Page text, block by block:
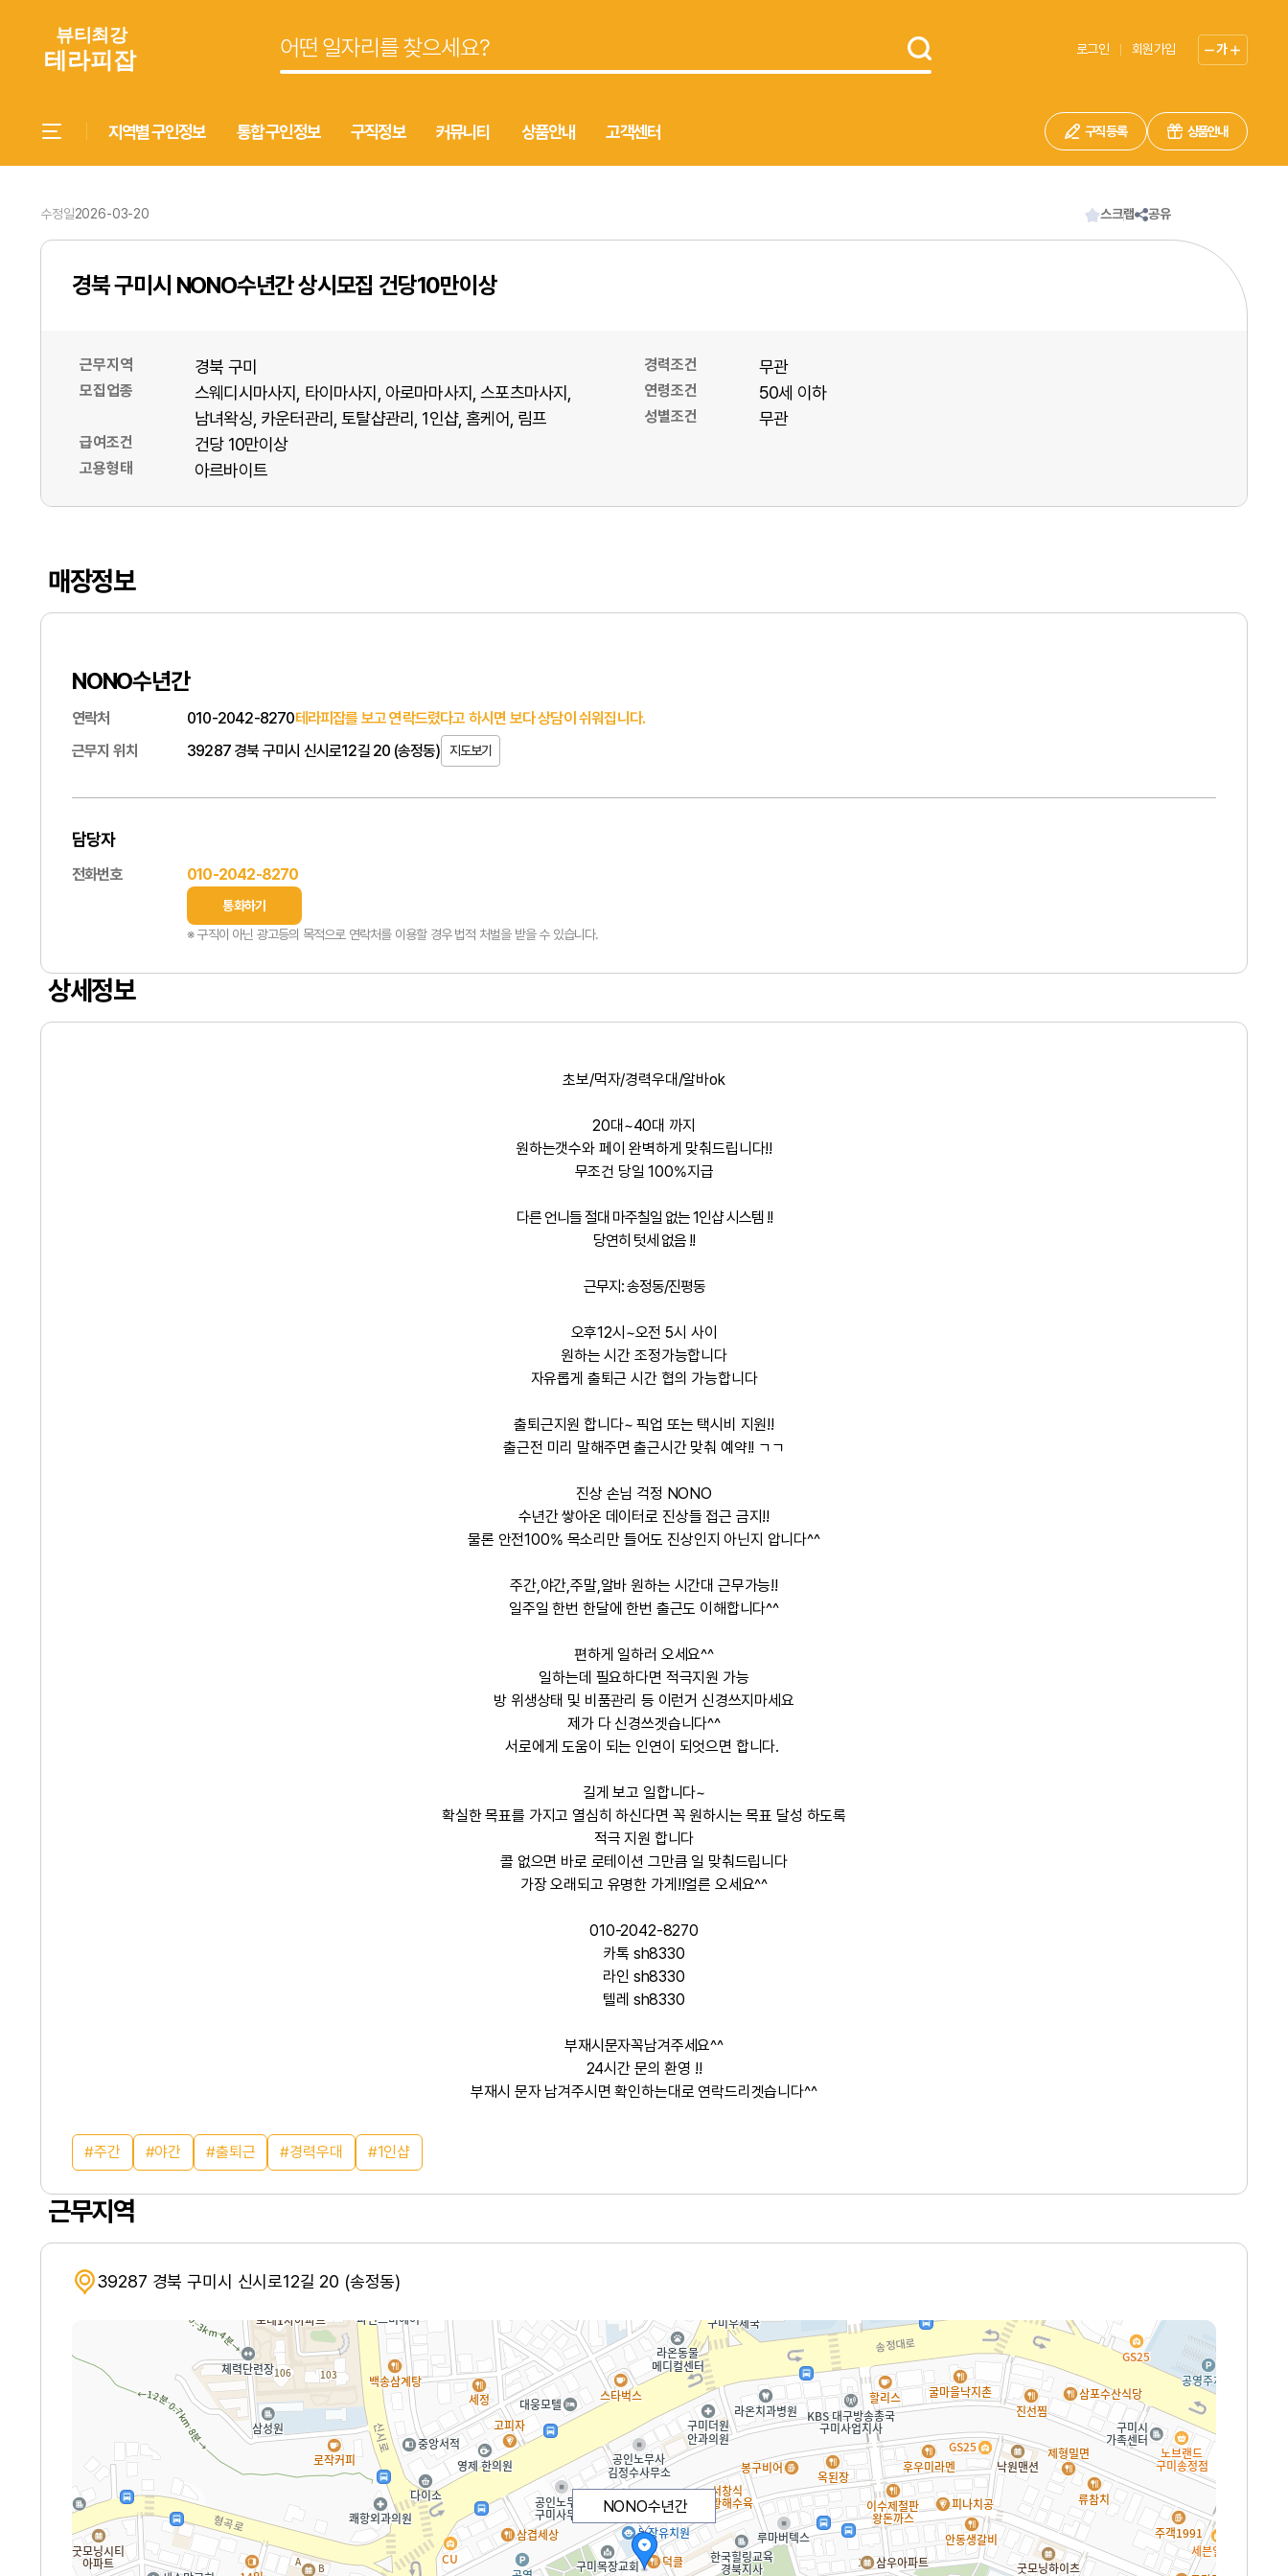
로그인 회원가입 가
지역별 구인정보 통합 구인정보 구직정보 커뮤니티 상품안내 고객센터 구직 등록 상품안내
수정일2026-03-20 스크랩 공유
경북 구미시 NONO수년간 상시모집 건당10만이상
근무지역 경북 구미
모집업종 스웨디시마사지 타이마사지 아로마마사지 스포츠마사지
남녀왁싱 카운터관리 토탈샵관리 1인샵 홈케어 림프
급여조건 건당 10만이상
고용형태 아르바이트
경력조건 무관
연령조건 50세 이하
성별조건 무관
매장정보
NONO수년간
연락처 010-2042-8270테라피잡를 보고 연락드렸다고 하시면 보다 상담이 쉬워집니다.
근무지 위치
39287 경북 구미시 신시로12길 20 (송정동) 지도보기
담당자
전화번호 010-2042-8270
통화하기
※ 구직이 아닌 광고등의 목적으로 연락처를 이용할 경우 법적 처벌을 받을 수 있습니다.
상세정보
초보/먹자/경력우대/알바ok
20대~40대 까지
원하는갯수와 페이 완벽하게 맞춰드립니다!!
무조건 당일 100%지급
다른 언니들 절대 마주칠일 없는 1인샵 시스템 !!
당연히 텃세 없음 !!
근무지: 송정동/진평동
오후12시~오전 5시 사이
원하는 시간 조정가능합니다
자유롭게 출퇴근 시간 협의 가능합니다
출퇴근지원 합니다~ 픽업 또는 택시비 지원!!
출근전 미리 말해주면 출근시간 맞춰 예약!! ㄱㄱ
진상 손님 걱정 NONO
수년간 쌓아온 데이터로 진상들 접근 금지!!
물론 안전100% 목소리만 들어도 진상인지 아닌지 압니다^^
주간,야간,주말,알바 원하는 시간대 근무가능!!
일주일 한번 한달에 한번 출근도 이해합니다^^
편하게 일하러 오세요^^
일하는데 필요하다면 적극지원 가능
방 위생상태 및 비품관리 등 이런거 신경쓰지마세요
제가 다 신경쓰겟습니다^^
서로에게 도움이 되는 인연이 되엇으면 합니다.
길게 보고 일합니다~
확실한 목표를 가지고 열심히 하신다면 꼭 원하시는 목표 달성 하도록
적극 지원 합니다
콜 없으면 바로 로테이션 그만큼 일 맞춰드립니다
가장 오래되고 유명한 가게!!얼른 오세요^^
010-2042-8270
카톡 sh8330
라인 sh8330
텔레 sh8330
부재시문자꼭남겨주세요^^
24시간 문의 환영 !!
부재시 문자 남겨주시면 확인하는대로 연락드리겟습니다^^
주간 야간 출퇴근 경력우대 1인샵
근무지역
39287 경북 구미시 신시로12길 20 (송정동)
NONO수년간